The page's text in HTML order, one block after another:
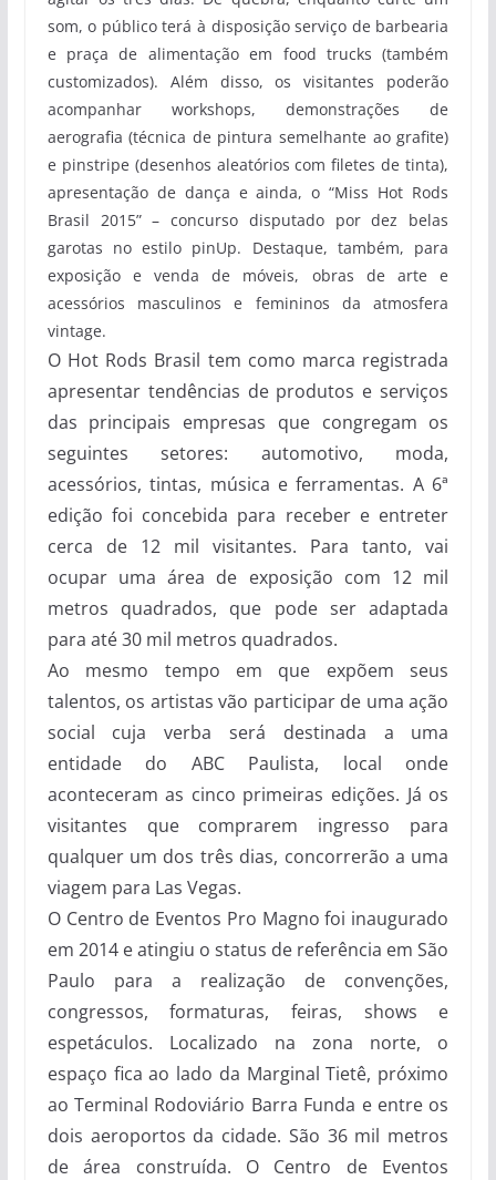
som, o público terá à disposição serviço de barbearia
e praça de alimentação em food trucks (também
customizados). Além disso, os visitantes poderão
acompanhar workshops, demonstrações de
aerografia (técnica de pintura semelhante ao grafite)
e pinstripe (desenhos aleatórios com filetes de tinta),
apresentação de dança e ainda, o “Miss Hot Rods
Brasil 2015” – concurso disputado por dez belas
garotas no estilo pinUp. Destaque, também, para
exposição e venda de móveis, obras de arte e
acessórios masculinos e femininos da atmosfera
vintage.
O Hot Rods Brasil tem como marca registrada
apresentar tendências de produtos e serviços
das principais empresas que congregam os
seguintes setores: automotivo, moda,
acessórios, tintas, música e ferramentas. A 6ª
edição foi concebida para receber e entreter
cerca de 12 mil visitantes. Para tanto, vai
ocupar uma área de exposição com 12 mil
metros quadrados, que pode ser adaptada
para até 30 mil metros quadrados.
Ao mesmo tempo em que expõem seus
talentos, os artistas vão participar de uma ação
social cuja verba será destinada a uma
entidade do ABC Paulista, local onde
aconteceram as cinco primeiras edições. Já os
visitantes que comprarem ingresso para
qualquer um dos três dias, concorrerão a uma
viagem para Las Vegas.
O Centro de Eventos Pro Magno foi inaugurado
em 2014 e atingiu o status de referência em São
Paulo para a realização de convenções,
congressos, formaturas, feiras, shows e
espetáculos. Localizado na zona norte, o
espaço fica ao lado da Marginal Tietê, próximo
ao Terminal Rodoviário Barra Funda e entre os
dois aeroportos da cidade. São 36 mil metros
de área construída. O Centro de Eventos